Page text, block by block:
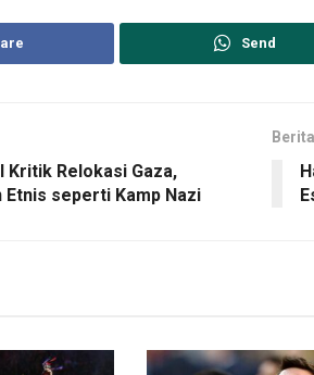
Send
Kritik Relokasi Gaza,
Etnis seperti Kamp Nazi